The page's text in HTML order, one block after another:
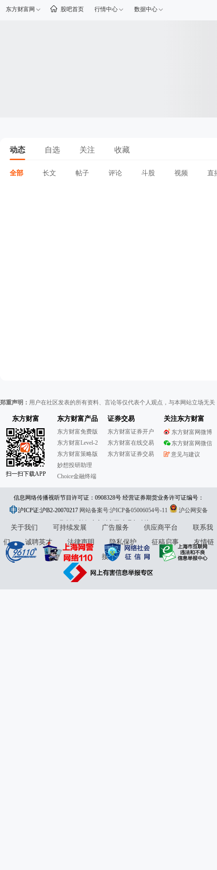
东方财富网 股吧首页 行情中心 数据中心
动态 自选 关注 收藏
全部 长文 帖子 评论 斗股 视频 直
郑重声明： 用户在社区发表的所有资料、言论等仅代表个人观点，与本网站立场无
东方财富
扫一扫下载APP
东方财富产品
东方财富免费版
东方财富Level-2
东方财富策略版
妙想投研助理
Choice金融终端
证券交易
东方财富证券开户
东方财富在线交易
东方财富证券交易
关注东方财富
东方财富网微博
东方财富网微信
意见与建议
信息网络传播视听节目许可证：0908328号 经营证券期货业务许可证编号：
913101046312860336 违法和不良信息举报:021-61278686 举报邮箱：
jubao@eastmoney.com
沪ICP证:沪B2-20070217 网站备案号:沪ICP备05006054号-11
沪公网安备
31010402000120号版权所有:东方财富网意见与建议:4000300059/952500
关于我们 可持续发展 广告服务 供应商平台
联系我
们
诚聘英才 法律声明 隐私保护 征稿启事
友情链
接